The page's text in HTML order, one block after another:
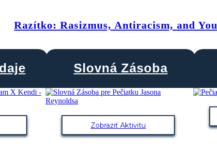
Razítko: Rasizmus, Antiracism, and You
Slovná Zásoba
Zobraziť Aktivitu